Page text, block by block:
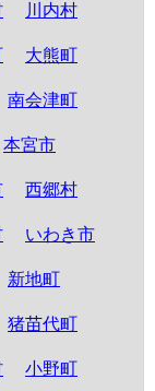
川内村
大熊町
南会津町
本宮市
西郷村
いわき市
新地町
猪苗代町
小野町